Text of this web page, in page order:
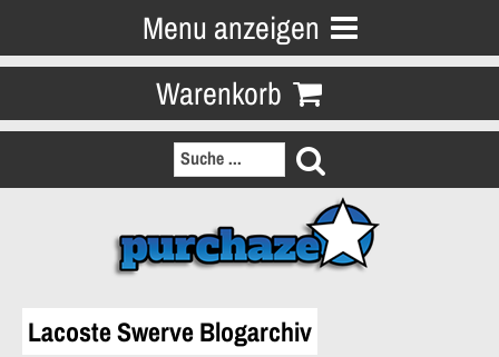
Menu anzeigen
Warenkorb
Lacoste Swerve Blogarchiv